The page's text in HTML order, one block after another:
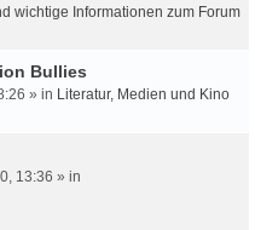
wichtige Informationen zum Forum
Bullies
» in Literatur, Medien und Kino
13:36 » in